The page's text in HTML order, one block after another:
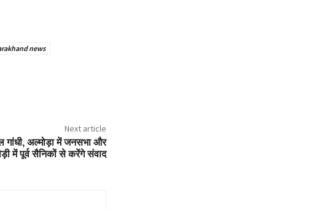
news
Next article
गांधी, अल्मोड़ा में जनसभा और
में पूर्व सैनिकों से करेंगे संवाद